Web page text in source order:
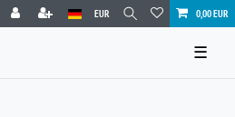
EUR 0,00 EUR
☰